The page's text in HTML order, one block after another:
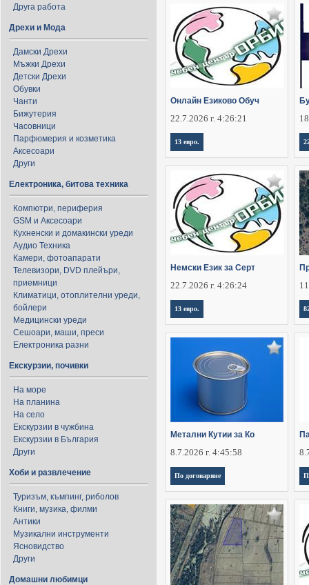
Друга работа
Дрехи и Мода
Дамски Дрехи
Мъжки Дрехи
Детски Дрехи
Обувки
Чанти
Бижутерия
Часовници
Парфюмерия и козметика
Аксесоари
Други
Електроника, битова техника
Компютри, периферия
GSM и Аксесоари
Кухненски и домакински уреди
Аудио Техника
Камери, фотоапарати
Телевизори, DVD плейъри,
приемници
Климатици, отоплителни уреди,
бойлери
Медицински уреди
Сешоари, маши, преси
Електроника разни
Екскурзии, почивки
На море
На планина
На село
Екскурзии в чужбина
Екскурзии в България
Други
Хоби и развлечение
Туризъм, къмпинг, риболов
Книги, музика, филми
Антики
Музикални инструменти
Ясновидство
Други
Домашни любимци
Онлайн Езиково Обуч
22.7.2026 г. 4:26:21
13 евро.
Немски Език за Серт
22.7.2026 г. 4:26:24
13 евро.
Метални Кутии за Ко
8.7.2026 г. 4:45:58
По договаряне